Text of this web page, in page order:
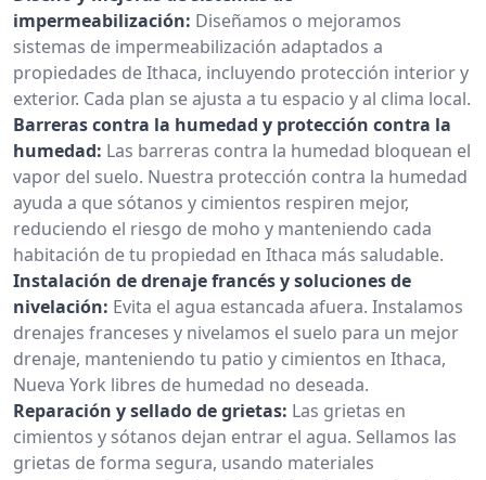
impermeabilización: Diseñamos o mejoramos
sistemas de impermeabilización adaptados a
propiedades de Ithaca, incluyendo protección interior y
exterior. Cada plan se ajusta a tu espacio y al clima local.
Barreras contra la humedad y protección contra la
humedad: Las barreras contra la humedad bloquean el
vapor del suelo. Nuestra protección contra la humedad
ayuda a que sótanos y cimientos respiren mejor,
reduciendo el riesgo de moho y manteniendo cada
habitación de tu propiedad en Ithaca más saludable.
Instalación de drenaje francés y soluciones de
nivelación: Evita el agua estancada afuera. Instalamos
drenajes franceses y nivelamos el suelo para un mejor
drenaje, manteniendo tu patio y cimientos en Ithaca,
Nueva York libres de humedad no deseada.
Reparación y sellado de grietas: Las grietas en
cimientos y sótanos dejan entrar el agua. Sellamos las
grietas de forma segura, usando materiales